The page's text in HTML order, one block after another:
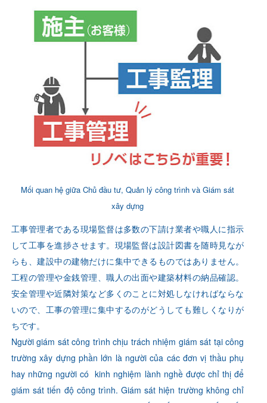
Mối quan hệ giữa Chủ đầu tư, Quản lý công trình và Giám sát
xây dựng
工事管理者である現場監督は多数の下請け業者や職人に指示
して工事を進捗させます。現場監督は設計図書を随時見なが
らも、建設中の建物だけに集中できるものではありません。
工程の管理や金銭管理、職人の出面や建築材料の納品確認。
安全管理や近隣対策など多くのことに対処しなければならな
いので、工事の管理に集中するのがどうしても難しくなりが
ちです。
Người giám sát công trình chịu trách nhiệm giám sát tại công
trường xây dựng phần lớn là người của các đơn vị thầu phụ
hay những người có kinh nghiệm lành nghề được chỉ thị để
giám sát tiến độ công trình. Giám sát hiện trường không chỉ